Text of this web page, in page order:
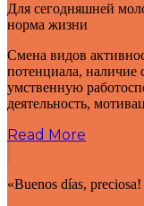
Для сегодняшней
норма жизни
Смена видов
потенциала, наличие
умственную
деятельность,
Read More
«Buenos días,